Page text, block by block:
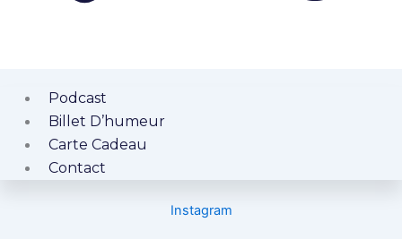
Podcast
Billet D’humeur
Carte Cadeau
Contact
Instagram